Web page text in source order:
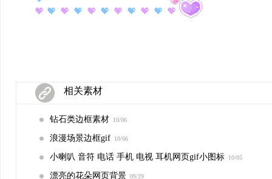
相关素材
钻石类边框素材 10/06
浪漫场景边框gif 10/06
小喇叭 音符 电话 手机 电视 耳机网页gif小图标 10/05
漂亮的花朵网页背景 09/29